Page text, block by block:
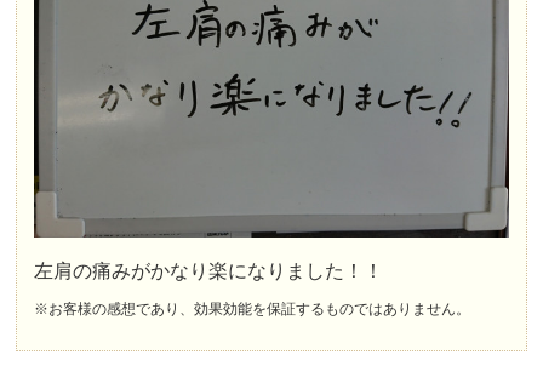
左肩の痛みがかなり楽になりました！！
※お客様の感想であり、効果効能を保証するものではありません。